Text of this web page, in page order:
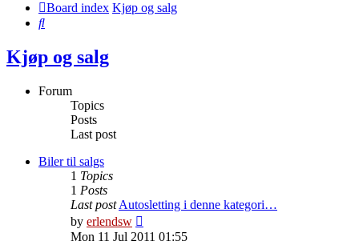
Board index Kjøp og salg
Search
Kjøp og salg
Forum
Topics
Posts
Last post
Biler til salgs
1 Topics
1 Posts
Last post Autosletting i denne kategori…
by erlendsw
the
Mon 11 Jul 2011 01:55